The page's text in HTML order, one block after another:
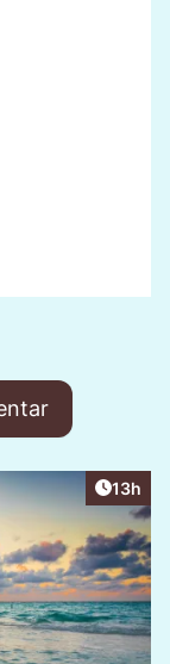
Artikel
13h